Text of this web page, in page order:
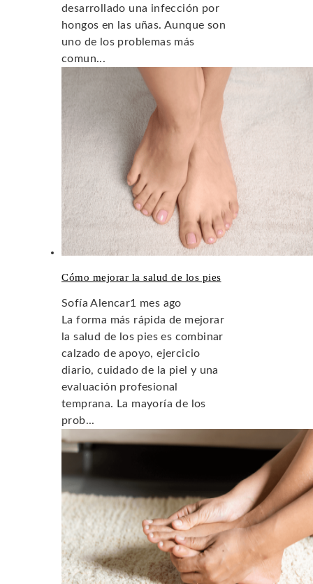
desarrollado una infección por
hongos en las uñas. Aunque son
uno de los problemas más
comun...
Cómo mejorar la salud de los pies
Sofía Alencar1 mes ago
La forma más rápida de mejorar
la salud de los pies es combinar
calzado de apoyo, ejercicio
diario, cuidado de la piel y una
evaluación profesional
temprana. La mayoría de los
prob...